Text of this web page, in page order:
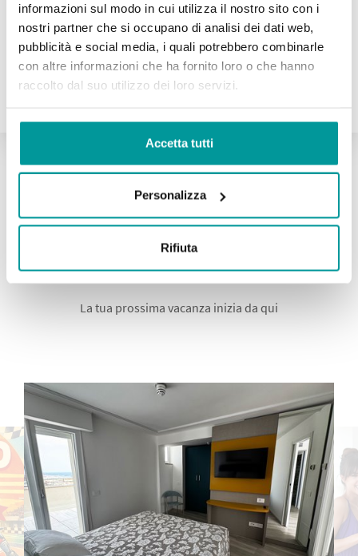
informazioni sul modo in cui utilizza il nostro sito con i
nostri partner che si occupano di analisi dei dati web,
pubblicità e social media, i quali potrebbero combinarle
con altre informazioni che ha fornito loro o che hanno
raccolto dal suo utilizzo dei loro servizi.
Accetta tutti
Personalizza
Rifiuta
Un saluto dal mare Adriatico e da Viserbella!
Richiedi Preventivo
Tante offerte per ogni esigenza
La tua prossima vacanza inizia da qui